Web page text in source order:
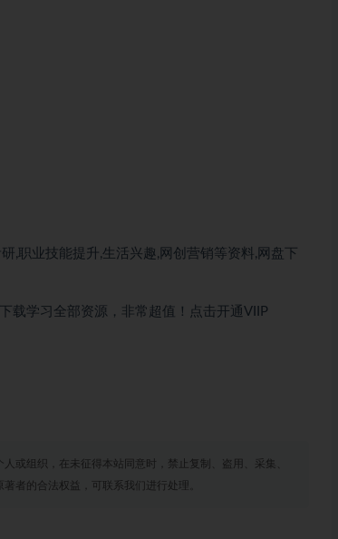
,职业技能提升,生活兴趣,网创营销等资料,网盘下
载学习全部资源，非常超值！点击开通VIIP
或组织，在未征得本站同意时，禁止复制、盗用、采集、
者的合法权益，可联系我们进行处理。